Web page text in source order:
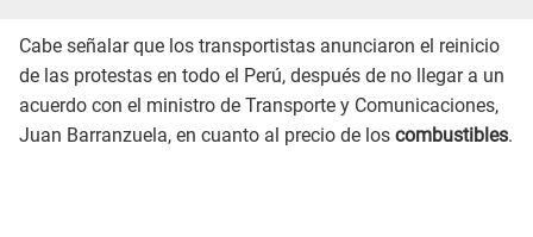
Cabe señalar que los transportistas anunciaron el reinicio
de las protestas en todo el Perú, después de no llegar a un
acuerdo con el ministro de Transporte y Comunicaciones,
Juan Barranzuela, en cuanto al precio de los combustibles.